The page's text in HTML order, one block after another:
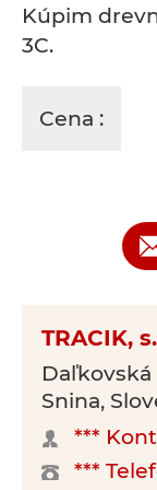
Kúpim
3C.
Cena :
TRACIK,
Daľkovská
Snina,
***
***